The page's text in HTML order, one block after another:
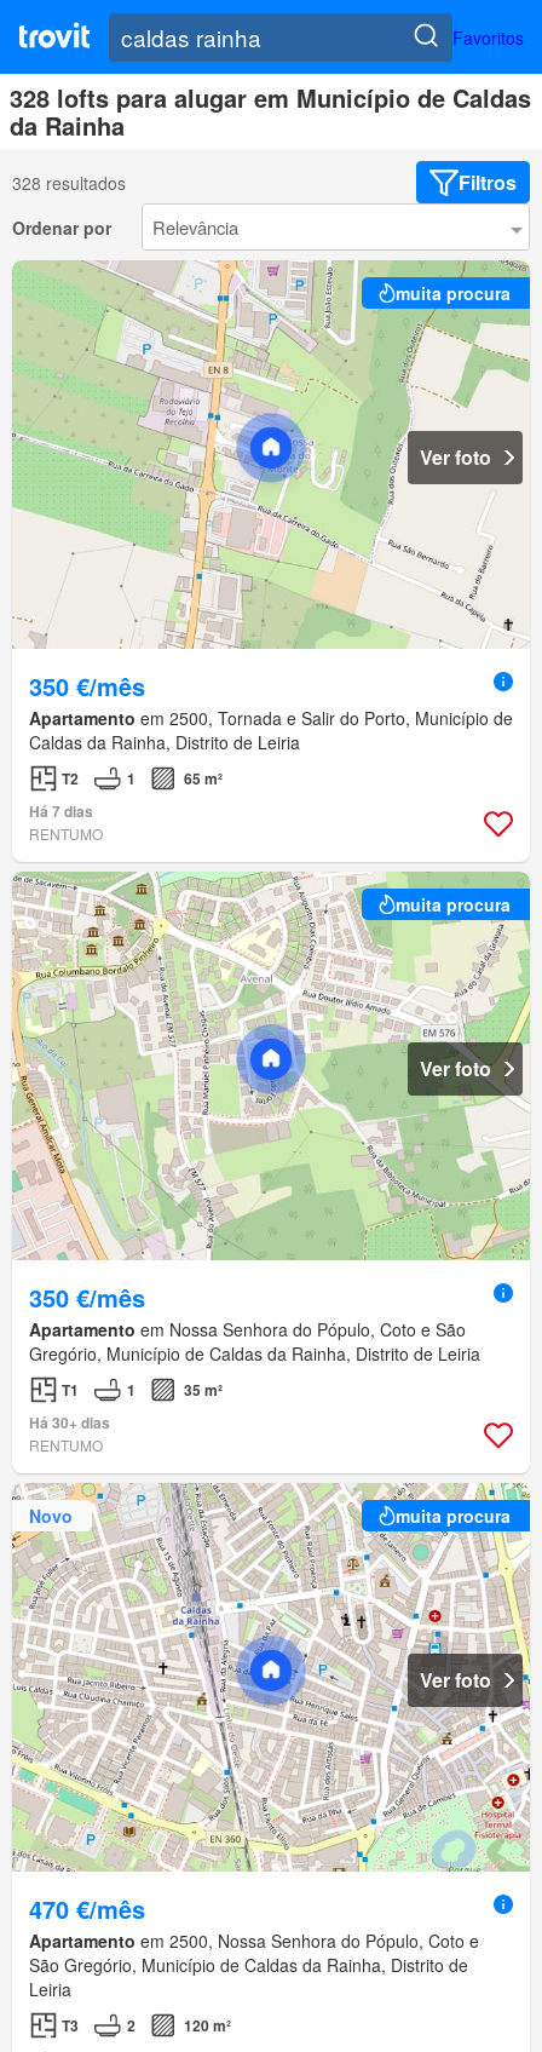
Favoritos
328 lofts para alugar em Município de Caldas
da Rainha
328 resultados Filtros
Ordenar por
muita procura
Ver foto
350 €/mês
Apartamento em 2500, Tornada e Salir do Porto, Município de
Caldas da Rainha, Distrito de Leiria
T2 1
65 m²
Há 7 dias
RENTUMO
muita procura
Ver foto
350 €/mês
Apartamento em Nossa Senhora do Pópulo, Coto e São
Gregório, Município de Caldas da Rainha, Distrito de Leiria
T1 1
35 m²
Há 30+ dias
RENTUMO
Novo muita procura
Ver foto
470 €/mês
Apartamento em 2500, Nossa Senhora do Pópulo, Coto e
São Gregório, Município de Caldas da Rainha, Distrito de
Leiria
T3 2
120 m²